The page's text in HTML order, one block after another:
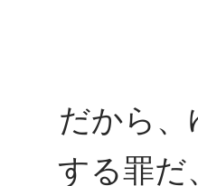
だから
する罪だ